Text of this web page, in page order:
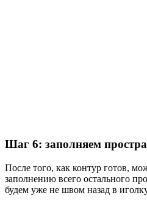
Шаг 6: заполняем
После того, как контур готов,
заполнению всего остального
будем уже не швом назад в